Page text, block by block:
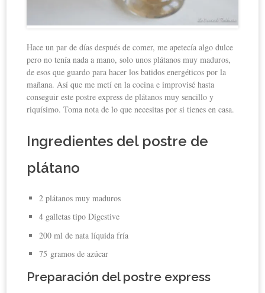
Hace un par de días después de comer, me apetecía algo dulce
pero no tenía nada a mano, solo unos plátanos muy maduros,
de esos que guardo para hacer los batidos energéticos por la
mañana. Así que me metí en la cocina e improvisé hasta
conseguir este postre express de plátanos muy sencillo y
riquísimo. Toma nota de lo que necesitas por si tienes en casa.
Ingredientes del postre de
plátano
2 plátanos muy maduros
4 galletas tipo Digestive
200 ml de nata líquida fría
75 gramos de azúcar
Preparación del postre express